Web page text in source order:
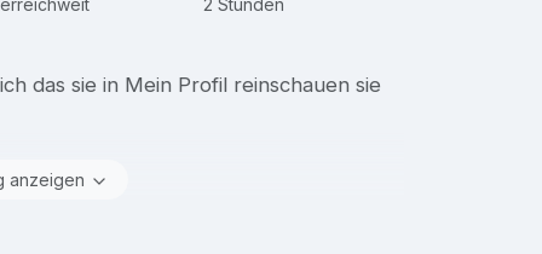
das sie in Mein Profil reinschauen sie
anzeigen